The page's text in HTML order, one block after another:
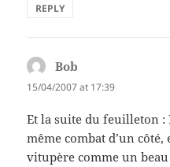
REPLY
Bob
15/04/2007 at 17:39
Et la suite du feuilleton :
même combat d’un
vitupère comme un